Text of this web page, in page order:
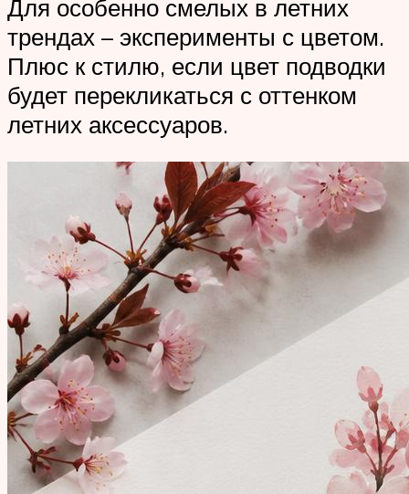
Для особенно смелых в летних
трендах – эксперименты с цветом.
Плюс к стилю, если цвет подводки
будет перекликаться с оттенком
летних аксессуаров.